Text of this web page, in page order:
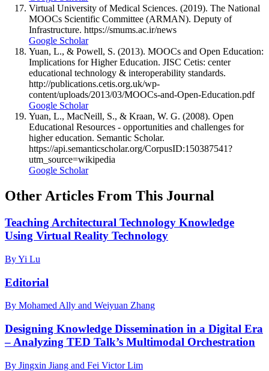
Virtual University of Medical Sciences. (2019). The National
MOOCs Scientific Committee (ARMAN). Deputy of
Infrastructure. https://smums.ac.ir/news
Google Scholar
Yuan, L., & Powell, S. (2013). MOOCs and Open Education:
Implications for Higher Education. JISC Cetis: center
educational technology & interoperability standards.
http://publications.cetis.org.uk/wp-
content/uploads/2013/03/MOOCs-and-Open-Education.pdf
Google Scholar
Yuan, L., MacNeill, S., & Kraan, W. G. (2008). Open
Educational Resources - opportunities and challenges for
higher education. Semantic Scholar.
https://api.semanticscholar.org/CorpusID:150387541?
utm_source=wikipedia
Google Scholar
Other Articles From This Journal
Teaching Architectural Technology Knowledge
Using Virtual Reality Technology
By Yi Lu
Editorial
By Mohamed Ally and Weiyuan Zhang
Designing Knowledge Dissemination in a Digital Era
– Analyzing TED Talk’s Multimodal Orchestration
By Jingxin Jiang and Fei Victor Lim